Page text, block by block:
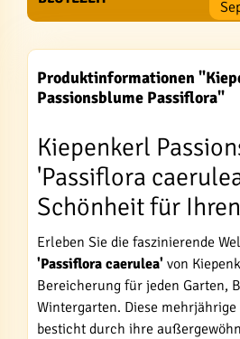
Produktinformationen
Passionsblume Passiflora"
Kiepenkerl
'Passiflora
Schönheit für
Erleben Sie die faszinierende
'Passiflora caerulea' von
Bereicherung für jeden Garten,
Wintergarten. Diese
besticht durch ihre